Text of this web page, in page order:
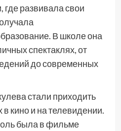
где развивала свои
В школе она
спектаклях, от
до современных
стали приходить
кино и на телевидении.
была в фильме